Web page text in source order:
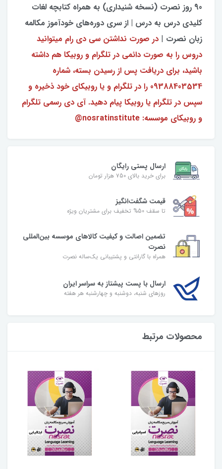
90 روز نصرت (نسخه شنیداری) به همراه کتابچه لغات
کلیدی درس به درس | از سری دوره‌های خودآموز مکالمه
زبان نصرت | در صورت نداشتن سی دی رام میتوانید
دروس را به صورت دائمی در تلگرام و روبیکا هم داشته
باشید، برای دریافت پس از رسیدن بسته، شماره
09388403534 را در تلگرام و یا روبیکای خود ذخیره و
سپس در تلگرام یا روبیکا پیام دهید. آی دی رسمی تلگرام
و روبیکای موسسه: nosratinstitute@
ارسال پستی رایگان
برای خرید بالای ۷50 هزار تومان
قیمت شگفت‌انگیز
تا سقف 50% تخفیف برای مشتریان ویژه
تضمین اصالت و کیفیت کالاهای موسسه بین‌المللی
نصرت
همراه با گارانتی و پشتیبانی یک‌ساله نصرت
ارسال با پست پیشتاز به سراسر ایران
روزهای شنبه، دوشنبه و چهارشنبه هر هفته
محصولات مرتبط